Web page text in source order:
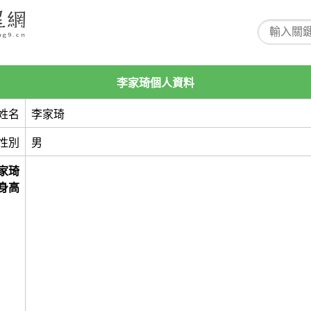
李家琦個人資料
名 李家琦
別 男
琦
高